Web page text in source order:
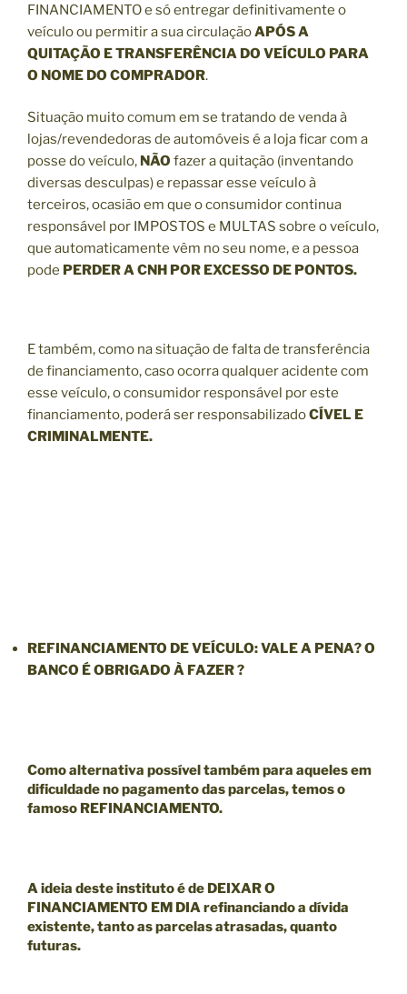
FINANCIAMENTO e só entregar definitivamente o
veículo ou permitir a sua circulaçãoAPÓS A
QUITAÇÃO E TRANSFERÊNCIA DO VEÍCULO PARA
O NOME DO COMPRADOR.
Situação muito comum em se tratando de venda à
lojas/revendedoras de automóveis é a loja ficar com a
posse do veículo, NÃO fazer a quitação (inventando
diversas desculpas) e repassar esse veículo à
terceiros, ocasião em que o consumidor continua
responsável por IMPOSTOS e MULTAS sobre o veículo,
que automaticamente vêm no seu nome, e a pessoa
pode PERDER A CNH POR EXCESSO DE PONTOS.
E também, como na situação de falta de transferência
de financiamento, caso ocorra qualquer acidente com
esse veículo, o consumidor responsável por este
financiamento, poderá ser responsabilizadoCÍVEL E
CRIMINALMENTE.
REFINANCIAMENTO DE VEÍCULO: VALE A PENA? O
BANCO É OBRIGADO À FAZER ?
Como alternativa possível também para aqueles em
dificuldade no pagamento das parcelas, temos o
famoso REFINANCIAMENTO.
A ideia deste instituto é de DEIXAR O
FINANCIAMENTO EM DIArefinanciando a dívida
existente, tanto as parcelas atrasadas, quanto
futuras.